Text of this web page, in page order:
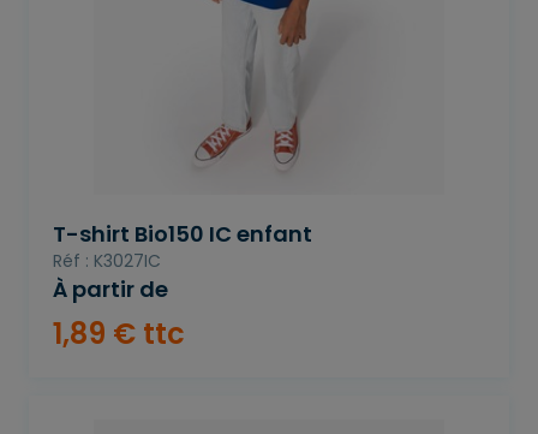
T-shirt Bio150 IC enfant
Réf : K3027IC
À partir de
1,89 € ttc